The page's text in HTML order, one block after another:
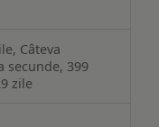
Câteva
secunde, 399
zile